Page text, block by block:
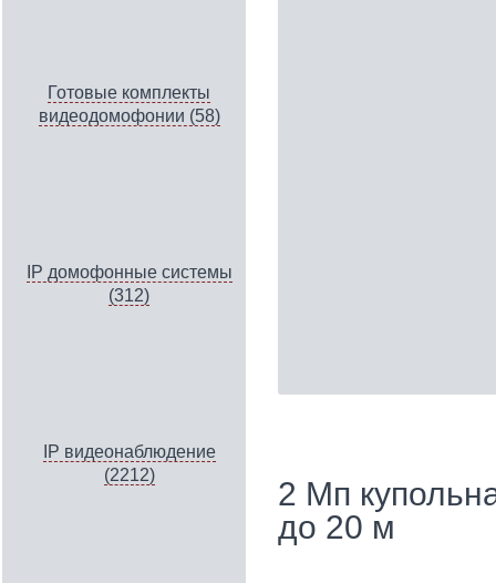
Готовые комплекты
видеодомофонии (58)
IP домофонные системы
(312)
IP видеонаблюдение
(2212)
2 Мп
до 20 м